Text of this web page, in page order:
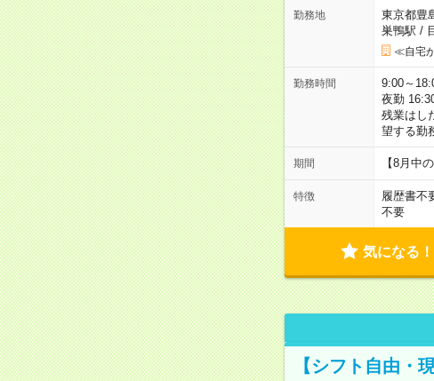
勤務地
東京都豊
巣鴨駅 /
≪自宅
勤務時間
9:00～
夜勤
残業はし
望する勤
期間 【8月中
特徴 履歴書不
不要
気になる！
【シフト自由・